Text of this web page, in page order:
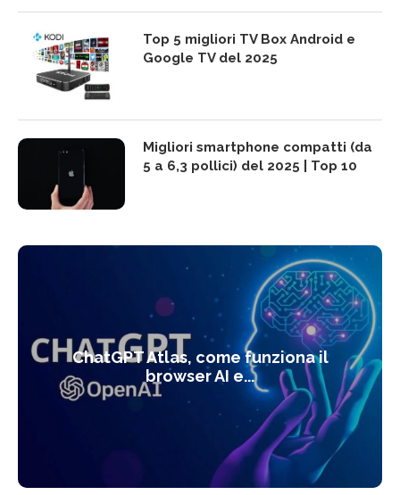
Top 5 migliori TV Box Android e
Google TV del 2025
Migliori smartphone compatti (da
5 a 6,3 pollici) del 2025 | Top 10
ChatGPT Atlas, come funziona il
browser AI e...